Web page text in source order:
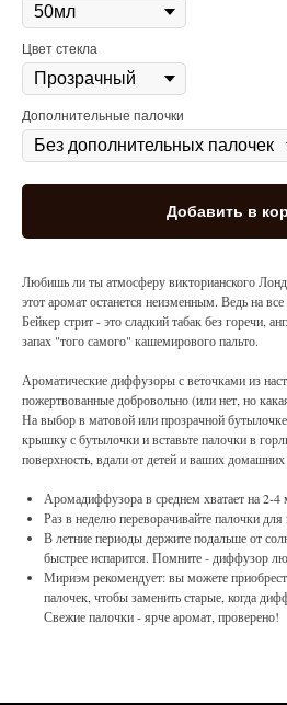
Цвет стекла
Дополнительные палочки
Добавить в
Любишь ли ты атмосферу викторианского
этот аромат останется неизменным. Ведь на
Бейкер стрит - это сладкий табак без горечи,
запах "того самого" кашемирового пальто.
Ароматические диффузоры с веточками из
пожертвованные добровольно (или нет, но
На выбор в матовой или прозрачной
крышку с бутылочки и вставьте палочки в
поверхность, вдали от детей и ваших
Аромадиффузора в среднем хватает на 2-4
Раз в неделю переворачивайте палочки для
В летние периоды держите подальше от
быстрее испарится. Помните - диффузор
Мириэм рекомендует: вы можете
палочек, чтобы заменить старые, когда
Свежие палочки - ярче аромат, проверено!